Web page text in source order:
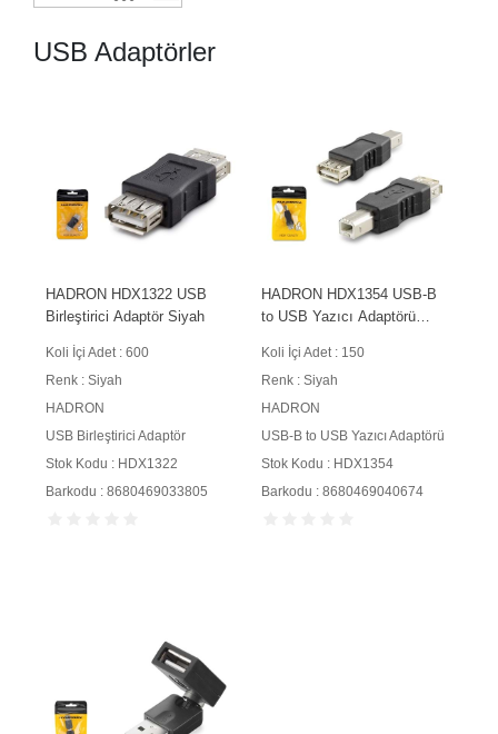
USB Adaptörler
HADRON HDX1322 USB
Birleştirici Adaptör Siyah
Koli İçi Adet : 600
Renk : Siyah
HADRON
USB Birleştirici Adaptör
Stok Kodu : HDX1322
Barkodu : 8680469033805
HADRON HDX1354 USB-B
to USB Yazıcı Adaptörü
Koli İçi Adet : 150
Renk : Siyah
HADRON
USB-B to USB Yazıcı Adaptörü
Stok Kodu : HDX1354
Barkodu : 8680469040674